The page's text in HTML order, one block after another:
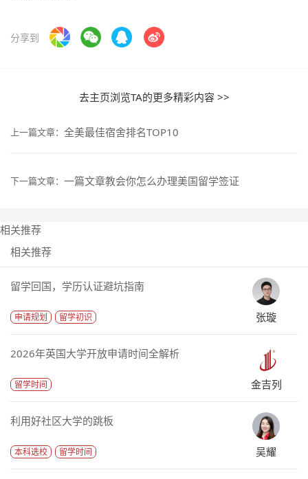
分享到
去主页浏览TA的更多精彩内容 >>
上一篇文章： 全美最佳宿舍排名TOP10
下一篇文章： 一篇文章教会你怎么办理美国留学签证
相关推荐
相关推荐
留学回国，学历认证避坑指南
申请规划 留学初识 张璇
2026年英国大学开放申请时间全解析
留学时间 金吉列
利用好社区大学的跳板
本科选校 留学时间 吴耀